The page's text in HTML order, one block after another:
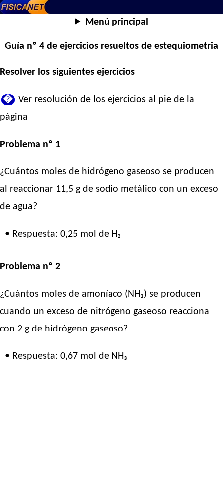
Menú principal
Guía nº 4 de ejercicios resueltos de estequiometria
Resolver los siguientes ejercicios
� Ver resolución de los ejercicios al pie de la
página
Problema nº 1
¿Cuántos moles de hidrógeno gaseoso se producen
al reaccionar 11,5 g de sodio metálico con un exceso
de agua?
• Respuesta: 0,25 mol de H₂
Problema nº 2
¿Cuántos moles de amoníaco (NH₃) se producen
cuando un exceso de nitrógeno gaseoso reacciona
con 2 g de hidrógeno gaseoso?
• Respuesta: 0,67 mol de NH₃